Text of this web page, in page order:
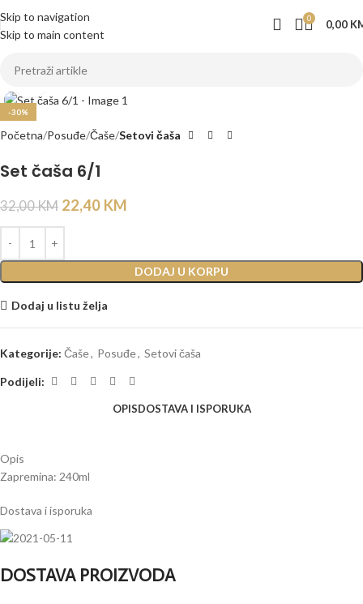
Skip to navigation
Skip to main content
0 0,00
-30%
Početna Posuđe Čaše Setovi čaša
Set čaša 6/1
32,00KM 22,40 KM
DODAJ U KORPU
Dodaj u listu želja
Kategorije: Čaše, Posuđe, Setovi čaša
Podijeli:
OPISDOSTAVA I ISPORUKA
Opis
Zapremina: 240ml
Dostava i isporuka
DOSTAVA PROIZVODA